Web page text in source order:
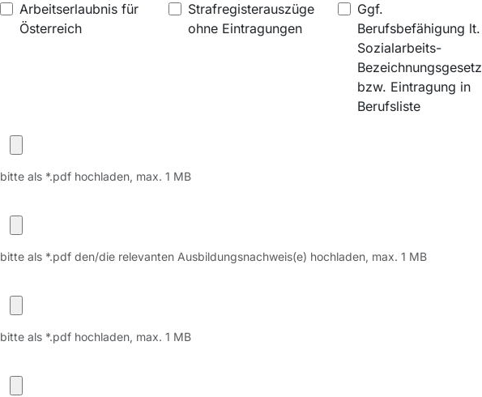
Arbeitserlaubnis für
Österreich
Strafregisterauszüge
ohne Eintragungen
Ggf.
Berufsbefähigung lt.
Sozialarbeits-
Bezeichnungsgesetz
bzw. Eintragung in
Berufsliste
bitte als *.pdf hochladen, max. 1 MB
bitte als *.pdf den/die relevanten Ausbildungsnachweis(e) hochladen, max. 1 MB
bitte als *.pdf hochladen, max. 1 MB